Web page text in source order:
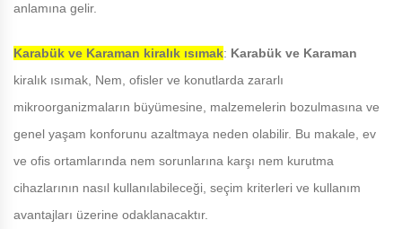
anlamına gelir.
Karabük ve Karaman kiralık ısımak: Karabük ve Karaman
kiralık ısımak, Nem, ofisler ve konutlarda zararlı
mikroorganizmaların büyümesine, malzemelerin bozulmasına ve
genel yaşam konforunu azaltmaya neden olabilir. Bu makale, ev
ve ofis ortamlarında nem sorunlarına karşı nem kurutma
cihazlarının nasıl kullanılabileceği, seçim kriterleri ve kullanım
avantajları üzerine odaklanacaktır.